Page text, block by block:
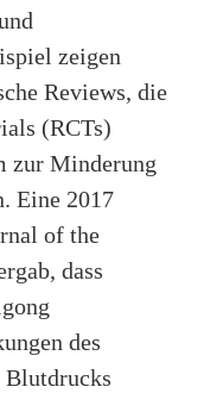
zeigen
Reviews, die
(RCTs)
zur Minderung
Eine 2017
of the
dass
des
Blutdrucks